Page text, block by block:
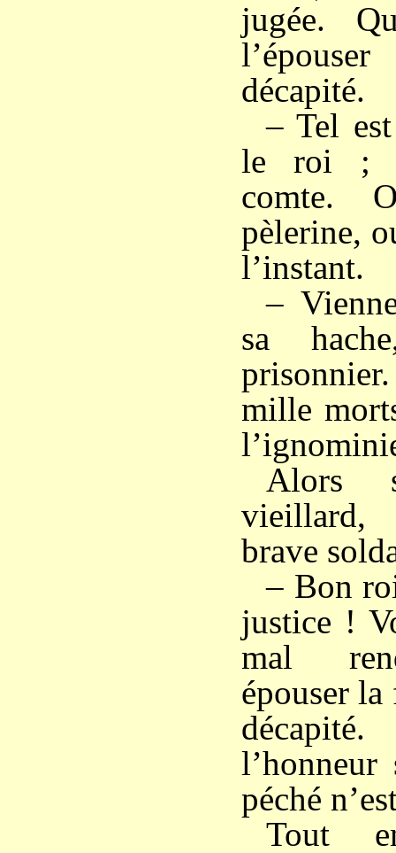
jugée.
décapité.
– Tel
le roi ;
comte.
pèlerine,
l’instant.
–
sa
mille
Alors
brave
– Bon
justice !
mal
épouser
péché
Tout